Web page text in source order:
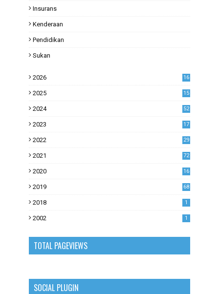
Insurans
Kenderaan
Pendidikan
Sukan
2026 16
2025 15
2024 52
2023
17
2022
29
2021
72
2020
16
2019
68
2018 1
2002 1
TOTAL PAGEVIEWS
SOCIAL PLUGIN